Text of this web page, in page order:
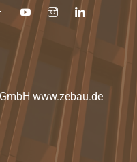
www.zebau.de